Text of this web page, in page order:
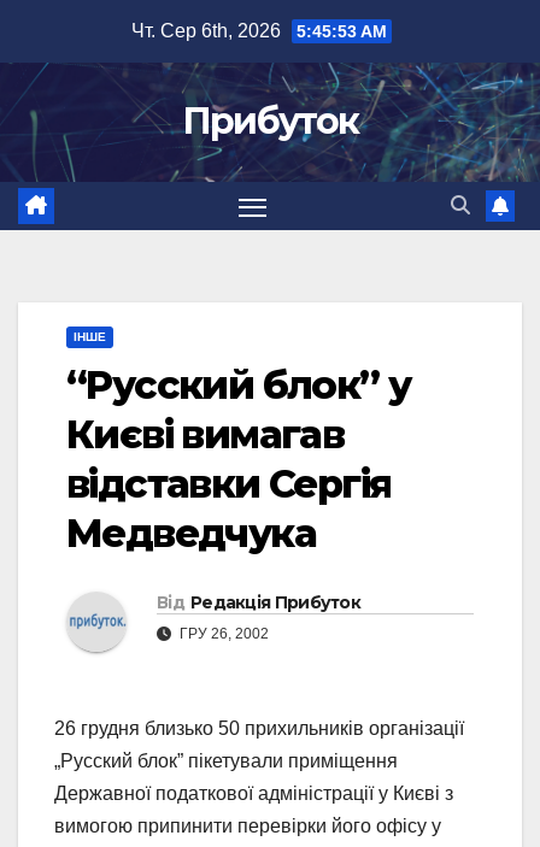
вмісту
Чт. Сер 6th, 2026 5:45:54 AM
Прибуток
ІНШЕ
“Русский блок” у
Києві вимагав
відставки Сергія
Медведчука
Від Редакція Прибуток
ГРУ 26, 2002
26 грудня близько 50 прихильників організації
„Русский блок” пікетували приміщення
Державної податкової адміністрації у Києві з
вимогою припинити перевірки його офісу у